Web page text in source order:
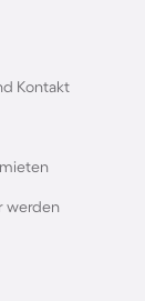
Kontakt
werden